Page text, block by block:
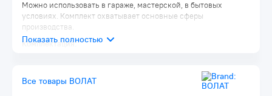
Можно использовать в гараже, мастерской, в бытовых
условиях. Комплект охватывает основные сферы
производства.
Комплектация:
Все товары ВОЛАТ